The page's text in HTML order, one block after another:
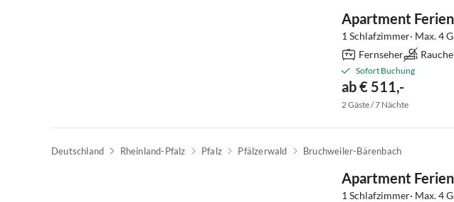
Apartment
1 Schlafzimmer· Max. 4
Fernseher
Sofort Buchung
ab € 511,-
2 Gäste / 7 Nächte
Deutschland Rheinland-Pfalz Pfalz Pfälzerwald Bruchweiler-Bärenbach
Apartment
1 Schlafzimmer· Max. 4